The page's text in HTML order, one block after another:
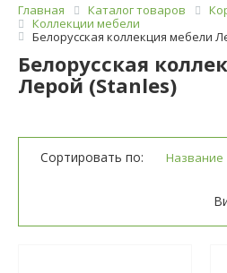
Главная Каталог товаров
Коллекции мебели
Белорусская коллекция мебели
Белорусская
Лерой (Stanles)
Сортировать по: Название